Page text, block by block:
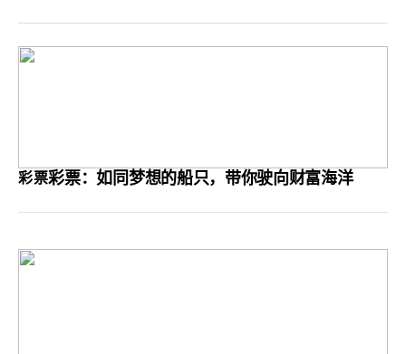
彩票：如同梦想的船只，带你驶向财富海洋
彩票